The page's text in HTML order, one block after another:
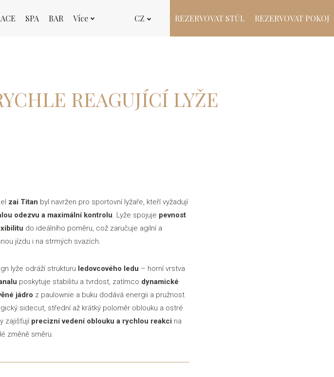
SPA BAR Více CZ REZERVOVAT STŮL REZERVOVAT POKOJ
REAGUJÍCÍ LYŽE
zai Titan byl navržen pro sportovní lyžaře, kteří vyžadují
odezvu a maximální kontrolu. Lyže spojuje pevnost
do ideálního poměru, což zaručuje agilní a
jízdu i na strmých svazích.
lyže odráží strukturu ledovcového ledu – horní vrstva
poskytuje stabilitu a tvrdost, zatímco dynamické
jádro z paulownie a buku dodává energii a pružnost.
sidecut, střední až krátký poloměr oblouku a ostré
zajišťují precizní vedení oblouku a rychlou reakci na
změně směru.